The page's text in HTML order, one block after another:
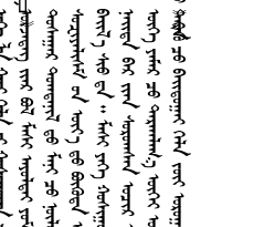
                 